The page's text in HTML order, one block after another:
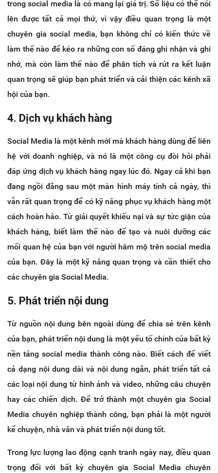
trong social media là có mang lại giá trị. Số liệu có thể nói
lên được tất cả mọi thứ, vì vậy điều quan trọng là một
chuyên gia social media, bạn không chỉ có kiến thức về
làm thế nào để kéo ra những con số đáng ghi nhận và ghi
nhớ, mà còn làm thế nào để phân tích và rút ra kết luận
quan trọng sẽ giúp bạn phát triển và cải thiện các kênh xã
hội của bạn.
4. Dịch vụ khách hàng
Social Media là một kênh mới mà khách hàng dùng để liên
hệ với doanh nghiệp, và nó là một công cụ đòi hỏi phải
đáp ứng dịch vụ khách hàng ngay lúc đó. Ngay cả khi bạn
đang ngồi đằng sau một màn hình máy tính cả ngày, thì
vẫn rất quan trọng để có kỹ năng phục vụ khách hàng một
cách hoàn hảo. Từ giải quyết khiếu nại và sự tức giận của
khách hàng, biết làm thế nào để tạo và nuôi dưỡng các
mối quan hệ của bạn với người hâm mộ trên social media
của bạn. Đây là một kỹ năng quan trọng và cần thiết cho
các chuyên gia Social Media.
5. Phát triển nội dung
Từ nguồn nội dung bên ngoài dùng để chia sẻ trên kênh
của bạn, phát triển nội dung là một yếu tố chính của bất kỳ
nền tảng social media thành công nào. Biết cách để viết
cả dạng nội dung dài và nội dung ngắn, phát triển tất cả
các loại nội dung từ hình ảnh và video, những câu chuyện
hay các chiến dịch. Để trở thành một chuyên gia Social
Media chuyên nghiệp thành công, bạn phải là một người
kể chuyện, nhà văn và phát triển nội dung tốt.
Trong lực lượng lao động cạnh tranh ngày nay, điều quan
trọng đối với bất kỳ chuyên gia Social Media chuyên